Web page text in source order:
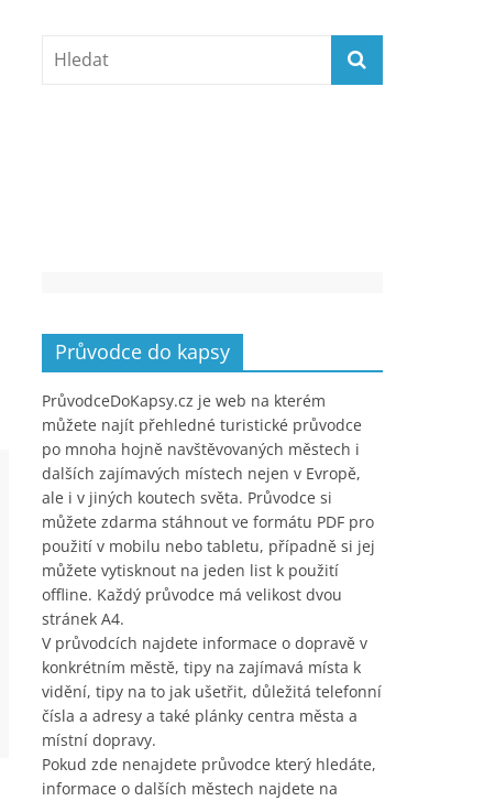
Průvodce do kapsy
PrůvodceDoKapsy.cz je web na kterém
můžete najít přehledné turistické průvodce
po mnoha hojně navštěvovaných městech i
dalších zajímavých místech nejen v Evropě,
ale i v jiných koutech světa. Průvodce si
můžete zdarma stáhnout ve formátu PDF pro
použití v mobilu nebo tabletu, případně si jej
můžete vytisknout na jeden list k použití
offline. Každý průvodce má velikost dvou
stránek A4.
V průvodcích najdete informace o dopravě v
konkrétním městě, tipy na zajímavá místa k
vidění, tipy na to jak ušetřit, důležitá telefonní
čísla a adresy a také plánky centra města a
místní dopravy.
Pokud zde nenajdete průvodce který hledáte,
informace o dalších městech najdete na